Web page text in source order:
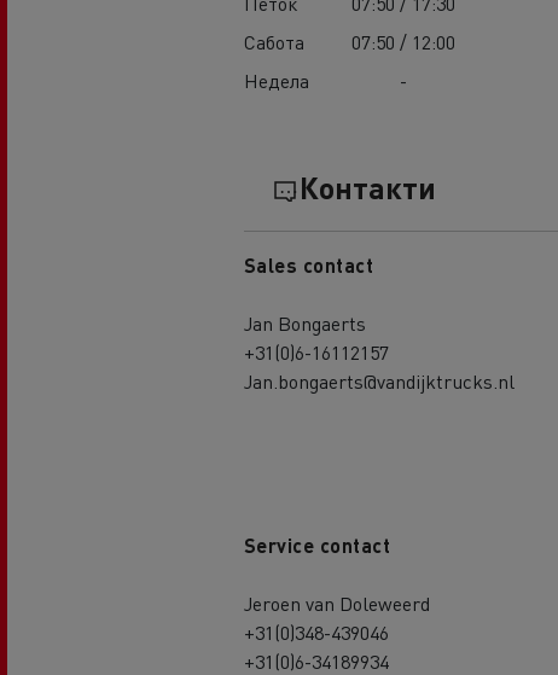
Сабота
07:50 / 12:00
Недела
-
Контакти
Sales contact
Jan Bongaerts
+31(0)6-16112157
Jan.bongaerts@vandijktrucks.nl
Service contact
Jeroen van Doleweerd
+31(0)348-439046
+31(0)6-34189934